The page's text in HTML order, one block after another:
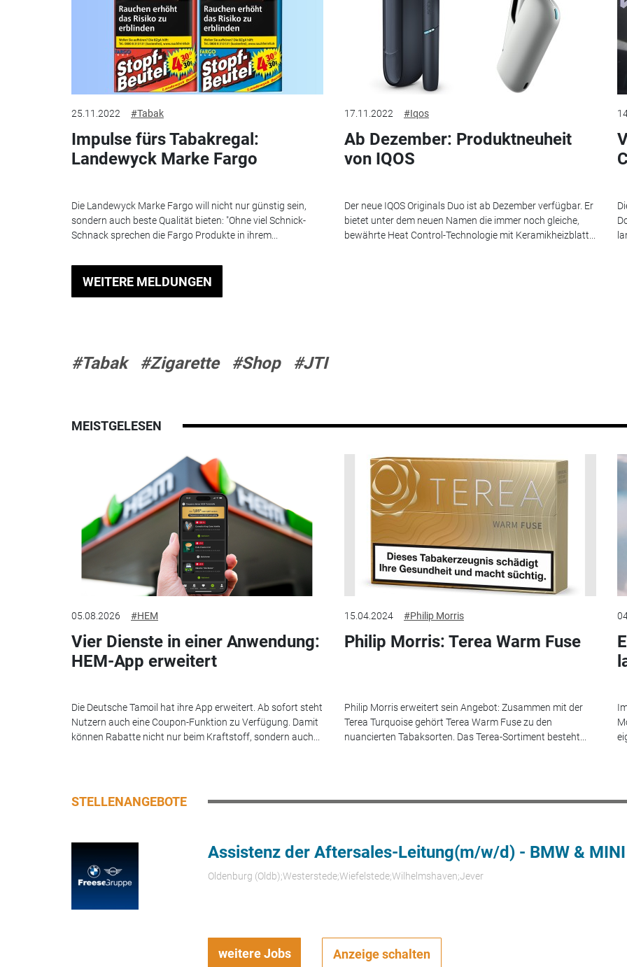
25.11.2022 #Tabak
Impulse fürs Tabakregal:
Landewyck Marke Fargo
Die Landewyck Marke Fargo will nicht nur günstig sein,
sondern auch beste Qualität bieten: "Ohne viel Schnick-
Schnack sprechen die Fargo Produkte in ihrem...
17.11.2022 #Iqos
Ab Dezember: Produktneuheit
von IQOS
Der neue IQOS Originals Duo ist ab Dezember verfügbar. Er
bietet unter dem neuen Namen die immer noch gleiche,
bewährte Heat Control-Technologie mit Keramikheizblatt...
WEITERE MELDUNGEN
#Tabak #Zigarette #Shop #JTI
MEISTGELESEN
05.08.2026 #HEM
Vier Dienste in einer Anwendung:
HEM-App erweitert
Die Deutsche Tamoil hat ihre App erweitert. Ab sofort steht
Nutzern auch eine Coupon-Funktion zu Verfügung. Damit
können Rabatte nicht nur beim Kraftstoff, sondern auch...
15.04.2024 #Philip Morris
Philip Morris: Terea Warm Fuse
Philip Morris erweitert sein Angebot: Zusammen mit der
Terea Turquoise gehört Terea Warm Fuse zu den
nuancierten Tabaksorten. Das Terea-Sortiment besteht...
STELLENANGEBOTE
Assistenz der Aftersales-Leitung(m/w/d) - BMW & MINI
Oldenburg (Oldb);Westerstede;Wiefelstede;Wilhelmshaven;Jever
weitere Jobs Anzeige schalten